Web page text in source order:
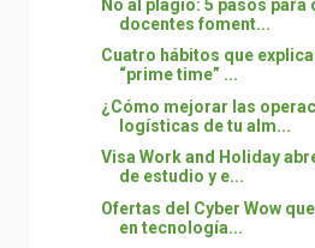
No al plagio: 5 pasos para
docentes foment...
Cuatro hábitos que
“prime time” ...
¿Cómo mejorar las
logísticas de tu alm...
Visa Work and Holiday
de estudio y e...
Ofertas del Cyber Wow
en tecnología...